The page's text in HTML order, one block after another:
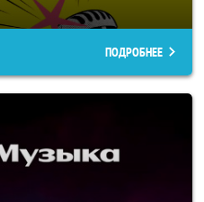
ПОДРОБНЕЕ